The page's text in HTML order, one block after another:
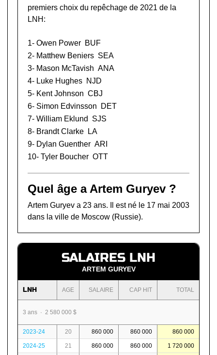
premiers choix du repêchage de 2021 de la
LNH:
1- Owen Power BUF
2- Matthew Beniers SEA
3- Mason McTavish ANA
4- Luke Hughes NJD
5- Kent Johnson CBJ
6- Simon Edvinsson
DET
7- William Eklund
SJS
8- Brandt Clarke
LA
9- Dylan Guenther ARI
10- Tyler Boucher OTT
Quel âge a Artem Guryev ?
Artem Guryev a 23 ans. Il est né le 17 mai 2003
dans la ville de Moscow (Russie).
SALAIRES LNH
ARTEM GURYEV
LNH AGE SALAIRE CAP HIT TOTAL
3 ans · 2 580 000 $
2023-24 20 860 000 860 000 860 000
2024-25 21 860 000 860 000 1 720 000